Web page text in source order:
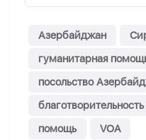
Азербайджан
гуманитарная
посольство
благотворительность
помощь
VOA